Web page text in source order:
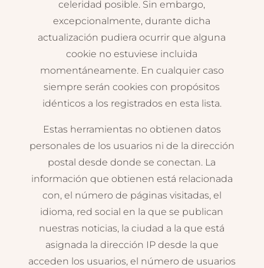
celeridad posible. Sin embargo,
excepcionalmente, durante dicha
actualización pudiera ocurrir que alguna
cookie no estuviese incluida
momentáneamente. En cualquier caso
siempre serán cookies con propósitos
idénticos a los registrados en esta lista.
Estas herramientas no obtienen datos
personales de los usuarios ni de la dirección
postal desde donde se conectan. La
información que obtienen está relacionada
con, el número de páginas visitadas, el
idioma, red social en la que se publican
nuestras noticias, la ciudad a la que está
asignada la dirección IP desde la que
acceden los usuarios, el número de usuarios